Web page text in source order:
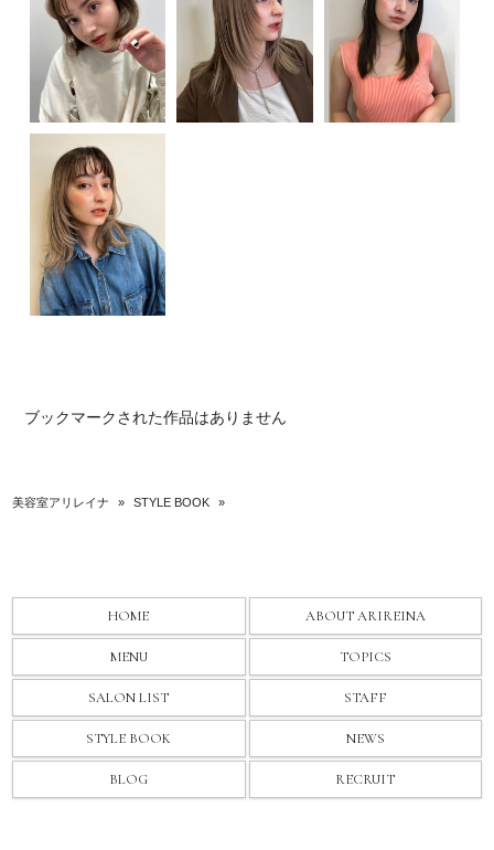
ブックマークされた作品はありません
美容室アリレイナ » STYLE BOOK »
HOME ABOUT ARIREINA
MENU TOPICS
SALON LIST STAFF
STYLE BOOK NEWS
BLOG RECRUIT